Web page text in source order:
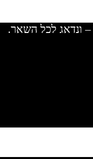
– ונדאג לכל השאר.